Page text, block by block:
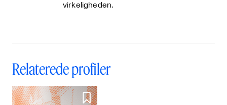
virkeligheden.
Relaterede profiler
